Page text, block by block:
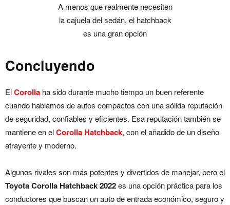
A menos que realmente necesiten
la cajuela del sedán, el hatchback
es una gran opción
Concluyendo
ElCorolla ha sido durante mucho tiempo un buen referente
cuando hablamos de autos compactos con una sólida reputación
de seguridad, confiables y eficientes. Esa reputación también se
mantiene en elCorolla Hatchback, con el añadido de un diseño
atrayente y moderno.
Algunos rivales son más potentes y divertidos de manejar, pero el
Toyota Corolla Hatchback 2022es una opción práctica para los
conductores que buscan un auto de entrada económico, seguro y